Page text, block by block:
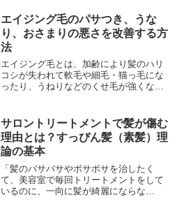
エイジング毛のパサつき、うな
り、おさまりの悪さを改善する方
法
エイジング毛とは、加齢により髪のハリ
コシが失われて軟毛や細毛・猫っ毛にな
ったり、うねりなどのくせ毛が強くなっ
ることです。エイジン...
サロントリートメントで髪が傷む
理由とは？すっぴん髪（素髪）理
論の基本
「髪のバサバサやボサボサを治したく
て、美容室で毎回トリートメントをして
いるのに、一向に髪が綺麗にならな